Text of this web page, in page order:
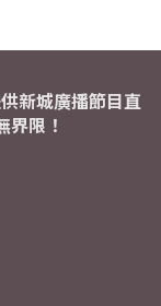
新城廣播節目直
界限！